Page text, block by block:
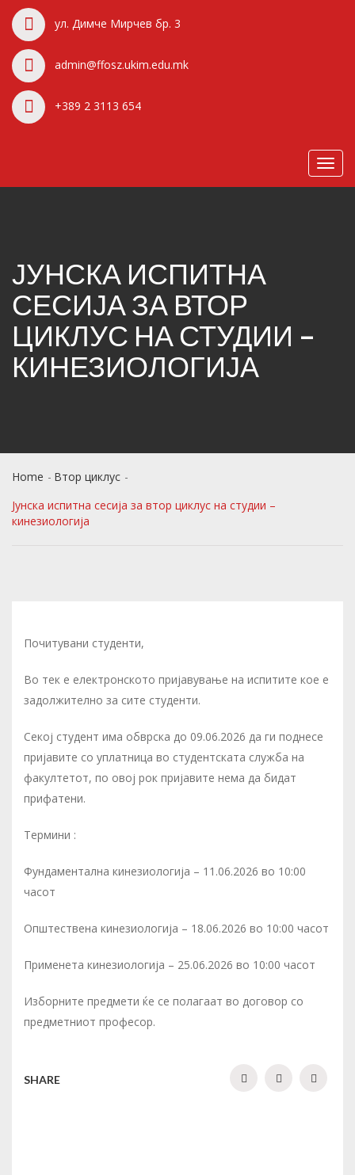
ул. Димче Мирчев бр. 3
admin@ffosz.ukim.edu.mk
+389 2 3113 654
ЈУНСКА ИСПИТНА
СЕСИЈА ЗА ВТОР
ЦИКЛУС НА СТУДИИ –
КИНЕЗИОЛОГИЈА
Home
Втор циклус
Јунска испитна сесија за втор циклус на студии –
кинезиологија
Почитувани студенти,
Во тек е електронското пријавување на испитите кое е
задолжително за сите студенти.
Секој студент има обврска до 09.06.2026 да ги поднесе
пријавите со уплатница во студентската служба на
факултетот, по овој рок пријавите нема да бидат
прифатени.
Термини :
Фундаментална кинезиологија – 11.06.2026 во 10:00
часот
Општествена кинезиологија – 18.06.2026 во 10:00 часот
Применета кинезиологија – 25.06.2026 во 10:00 часот
Изборните предмети ќе се полагаат во договор со
предметниот професор.
SHARE